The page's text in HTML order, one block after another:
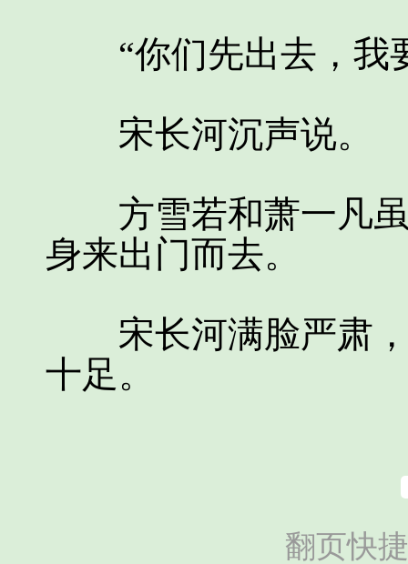
“你们先出去，我
宋长河沉声说。
方雪若和萧一凡虽
身来出门而去。
宋长河满脸严肃，
十足。
翻页快